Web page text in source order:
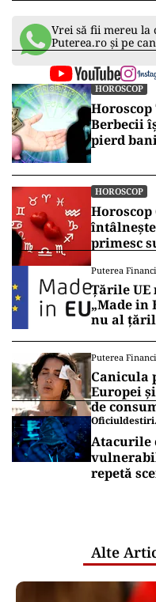
Vrei să fii mereu la
Puterea.ro și pe
HOROSCOP
Horoscop
Berbecii
pierd
HOROSCOP
Horoscop
primesc
Puterea
Țările UE
„Made in
nu al
Puterea
Canicula
Europei
de
Atacurile
repetă
Alte